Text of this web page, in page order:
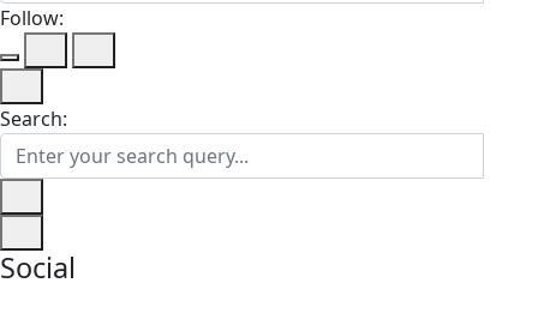
Follow:
Search:
Social